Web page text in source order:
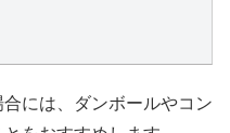
には、ダンボールやコン